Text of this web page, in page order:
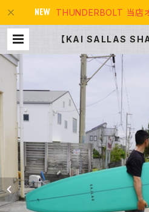
THUNDERBOLT 当店
【KAI SALLAS
イキキ カイサラス
llas シェイプボー